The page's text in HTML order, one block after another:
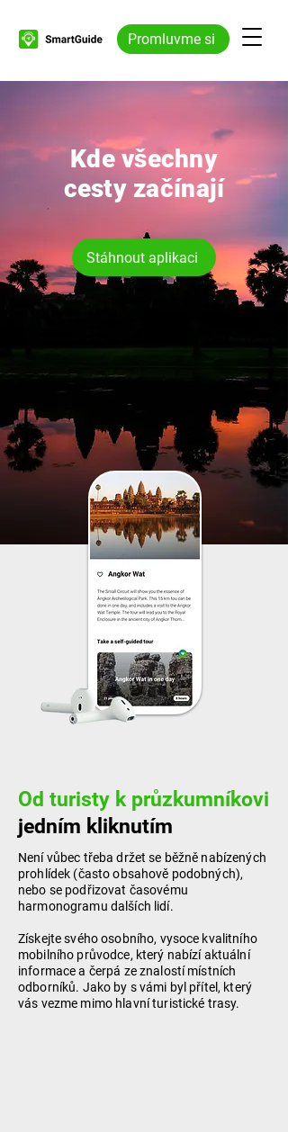
Promluvme si
Kde všechny
cesty začínají
Stáhnout aplikaci
Od turisty k průzkumníkovi
jedním kliknutím
Není vůbec třeba držet se běžně nabízených
prohlídek (často obsahově podobných),
nebo se podřizovat časovému
harmonogramu dalších lidí.
Získejte svého osobního, vysoce kvalitního
mobilního průvodce, který nabízí aktuální
informace a čerpá ze znalostí místních
odborníků. Jako by s vámi byl přítel, který
vás vezme mimo hlavní turistické trasy.